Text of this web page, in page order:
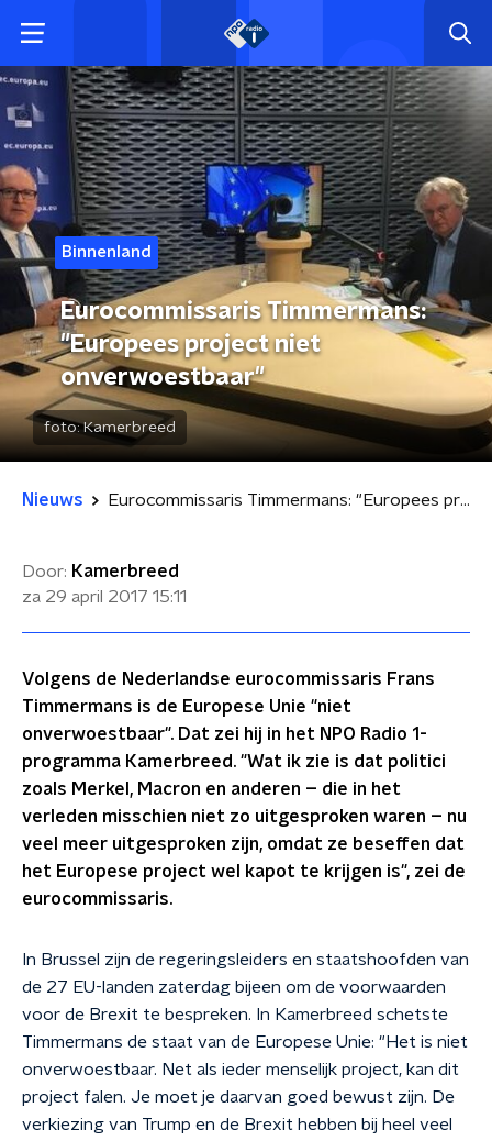
Binnenland
Eurocommissaris Timmermans:
"Europees project niet
onverwoestbaar"
foto:Kamerbreed
Nieuws Eurocommissaris Timmermans: "Europees project niet onverwoestbaar"
Door: Kamerbreed
za 29 april 2017 15:11
Volgens de Nederlandse eurocommissaris Frans
Timmermans is de Europese Unie "niet
onverwoestbaar". Dat zei hij in het NPO Radio 1-
programma Kamerbreed. "Wat ik zie is dat politici
zoals Merkel, Macron en anderen – die in het
verleden misschien niet zo uitgesproken waren – nu
veel meer uitgesproken zijn, omdat ze beseffen dat
het Europese project wel kapot te krijgen is", zei de
eurocommissaris.
In Brussel zijn de regeringsleiders en staatshoofden van
de 27 EU-landen zaterdag bijeen om de voorwaarden
voor de Brexit te bespreken. In Kamerbreed schetste
Timmermans de staat van de Europese Unie: "Het is niet
onverwoestbaar. Net als ieder menselijk project, kan dit
project falen. Je moet je daarvan goed bewust zijn. De
verkiezing van Trump en de Brexit hebben bij heel veel